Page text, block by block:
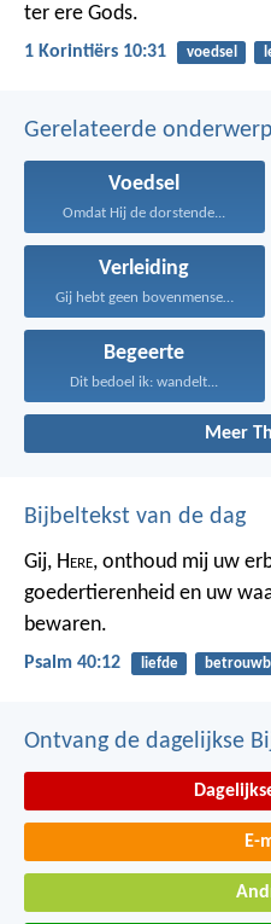
ter ere Gods.
1 Korintiërs 10:31 voedsel
Gerelateerde
Voedsel
Omdat Hij de dorstende...
Verleiding
Gij hebt geen bovenmenselijke...
Begeerte
Dit bedoel ik: wandelt...
Meer
Bijbeltekst van de dag
Gij, Here, onthoud mij uw
goedertierenheid en uw
bewaren.
Psalm 40:12 liefde
Ontvang de dagelijkse
E-